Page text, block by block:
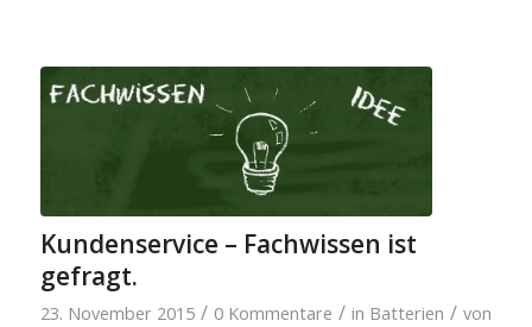
Kundenservice – Fachwissen ist
gefragt.
23. November 2015 / 0 Kommentare / in Batterien / von